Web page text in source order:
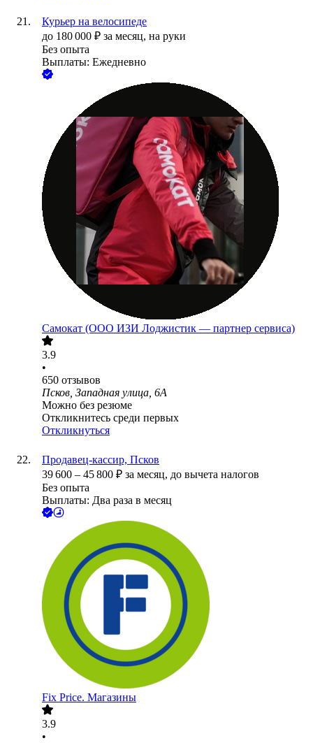
Курьер на велосипеде
до 180 000 ₽ за месяц, на руки
Без опыта
Выплаты: Ежедневно
Самокат (ООО ИЗИ Лоджистик — партнер сервиса)
3.9
•
650 отзывов
Псков, Западная улица, 6А
Можно без резюме
Откликнитесь среди первых
Откликнуться
Продавец-кассир, Псков
39 600 – 45 800 ₽ за месяц, до вычета налогов
Без опыта
Выплаты: Два раза в месяц
Fix Price. Магазины
3.9
•